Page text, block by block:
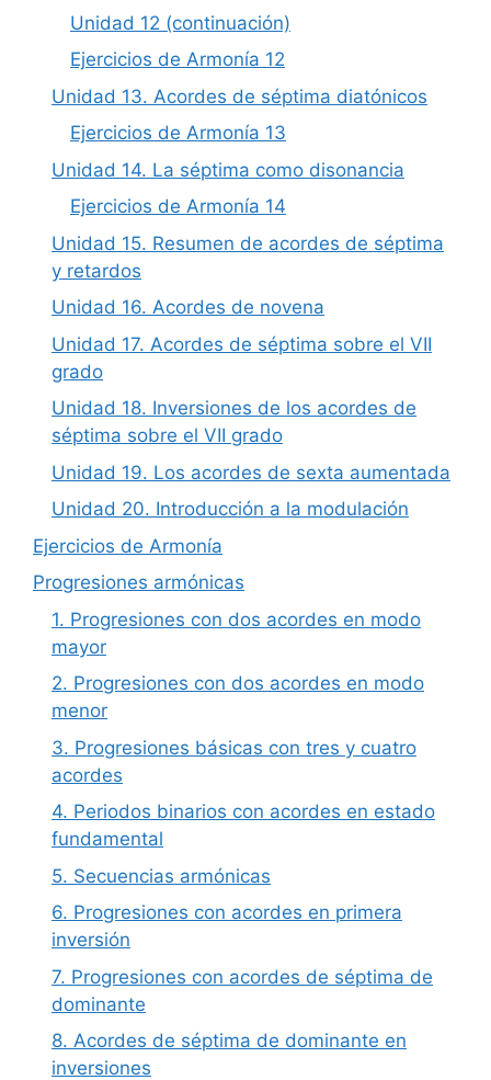
Unidad 12 (continuación)
Ejercicios de Armonía 12
Unidad 13. Acordes de séptima diatónicos
Ejercicios de Armonía 13
Unidad 14. La séptima como disonancia
Ejercicios de Armonía 14
Unidad 15. Resumen de acordes de séptima
y retardos
Unidad 16. Acordes de novena
Unidad 17. Acordes de séptima sobre el VII
grado
Unidad 18. Inversiones de los acordes de
séptima sobre el VII grado
Unidad 19. Los acordes de sexta aumentada
Unidad 20. Introducción a la modulación
Ejercicios de Armonía
Progresiones armónicas
1. Progresiones con dos acordes en modo
mayor
2. Progresiones con dos acordes en modo
menor
3. Progresiones básicas con tres y cuatro
acordes
4. Periodos binarios con acordes en estado
fundamental
5. Secuencias armónicas
6. Progresiones con acordes en primera
inversión
7. Progresiones con acordes de séptima de
dominante
8. Acordes de séptima de dominante en
inversiones